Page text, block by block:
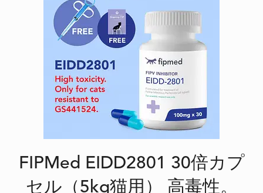
FIPMed EIDD2801 30倍カプ
セル（5kg猫用） 高毒性。